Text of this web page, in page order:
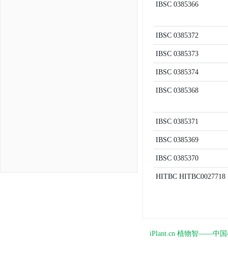
IBSC 0385366
IBSC 0385372
IBSC 0385373
IBSC 0385374
IBSC 0385368
IBSC 0385371
IBSC 0385369
IBSC 0385370
HITBC HITBC0027718
iPlant.cn 植物智——中国